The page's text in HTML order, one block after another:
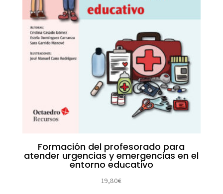
Formación del profesorado para
atender urgencias y emergencias en el
entorno educativo
19,80€